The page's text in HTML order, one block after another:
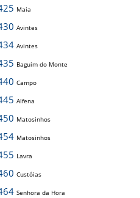
Maia
Avintes
Avintes
Baguim do Monte
Campo
Alfena
Matosinhos
Matosinhos
Lavra
Custóias
Senhora da Hora